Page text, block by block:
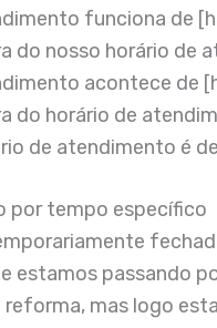
funciona de
do nosso horário de
acontece de
do horário de
de atendimento é
tempo específico
estamos passando
reforma, mas logo